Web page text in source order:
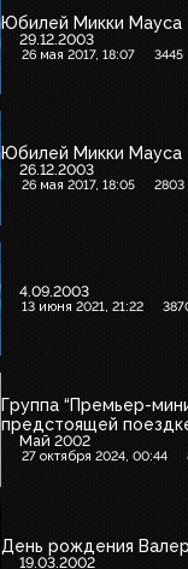
Юбилей Микки Мауса
29.12.2003
26 мая 2017, 18:07 3445
Юбилей Микки Мауса
26.12.2003
26 мая 2017, 18:05 2803
4.09.2003
13 июня 2021, 21:22
Группа “Премьер-
предстоящей
Май 2002
27 октября 2024, 00:44
День рождения
19.03.2002